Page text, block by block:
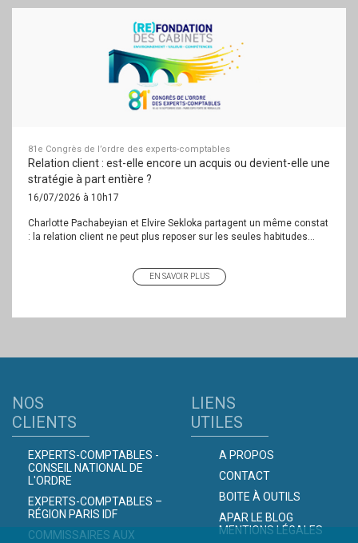
81e Congrès de l’ordre des experts-comptables
Relation client : est-elle encore un acquis ou devient-elle une
stratégie à part entière ?
16/07/2026 à 10h17
Charlotte Pachabeyian et Elvire Sekloka partagent un même constat
: la relation client ne peut plus reposer sur les seules habitudes...
EN SAVOIR PLUS
NOS
CLIENTS
EXPERTS-COMPTABLES -
CONSEIL NATIONAL DE
L'ORDRE
EXPERTS-COMPTABLES –
RÉGION PARIS IDF
COMMISSAIRES AUX
LIENS
UTILES
A PROPOS
CONTACT
BOITE À OUTILS
APAR LE BLOG
MENTIONS LÉGALES